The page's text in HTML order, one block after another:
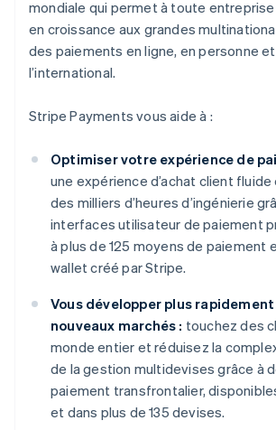
mondiale qui permet à toute
en croissance aux grandes
des paiements en ligne, en personne
l’international.
Stripe Payments vous aide à :
Optimiser votre expérience de
une expérience d’achat client
des milliers d’heures d’ingénierie
interfaces utilisateur de paiement
à plus de 125 moyens de paiement
wallet créé par Stripe.
Vous développer plus
nouveaux marchés : touchez des
monde entier et réduisez la
de la gestion multidevises grâce à
paiement transfrontalier,
et dans plus de 135 devises.